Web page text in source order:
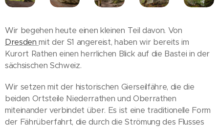
Wir begehen heute einen kleinen Teil davon. Von
Dresdenmit der S1 angereist, haben wir bereits im
Kurort Rathen einen herrlichen Blick auf die Bastei in der
sächsischen Schweiz.
Wir setzen mit der historischen Gierseilfähre, die die
beiden Ortsteile Niederrathen und Oberrathen
miteinander verbindet über. Es ist eine traditionelle Form
der Fährüberfahrt, die durch die Strömung des Flusses